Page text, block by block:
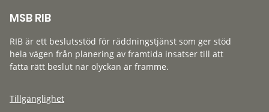
MSB RIB
RIB är ett beslutsstöd för räddningstjänst som ger stöd
hela vägen från planering av framtida insatser till att
fatta rätt beslut när olyckan är framme.
Tillgänglighet